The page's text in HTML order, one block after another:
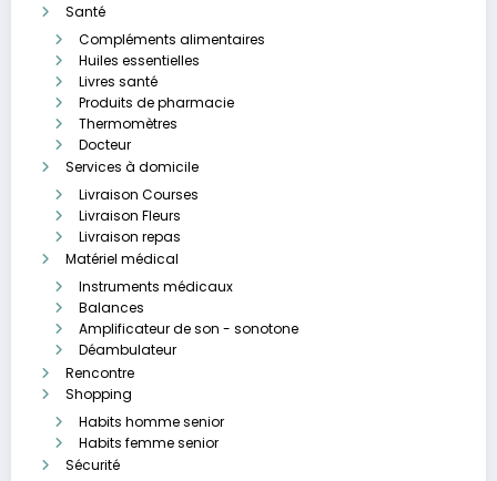
Santé
Compléments alimentaires
Huiles essentielles
Livres santé
Produits de pharmacie
Thermomètres
Docteur
Services à domicile
Livraison Courses
Livraison Fleurs
Livraison repas
Matériel médical
Instruments médicaux
Balances
Amplificateur de son - sonotone
Déambulateur
Rencontre
Shopping
Habits homme senior
Habits femme senior
Sécurité